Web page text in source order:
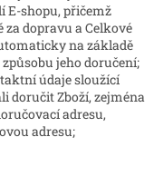
E-shopu, přičemž
za dopravu a Celkové
na základě
jeho doručení;
údaje sloužící
doručit Zboží, zejména
adresu,
adresu;